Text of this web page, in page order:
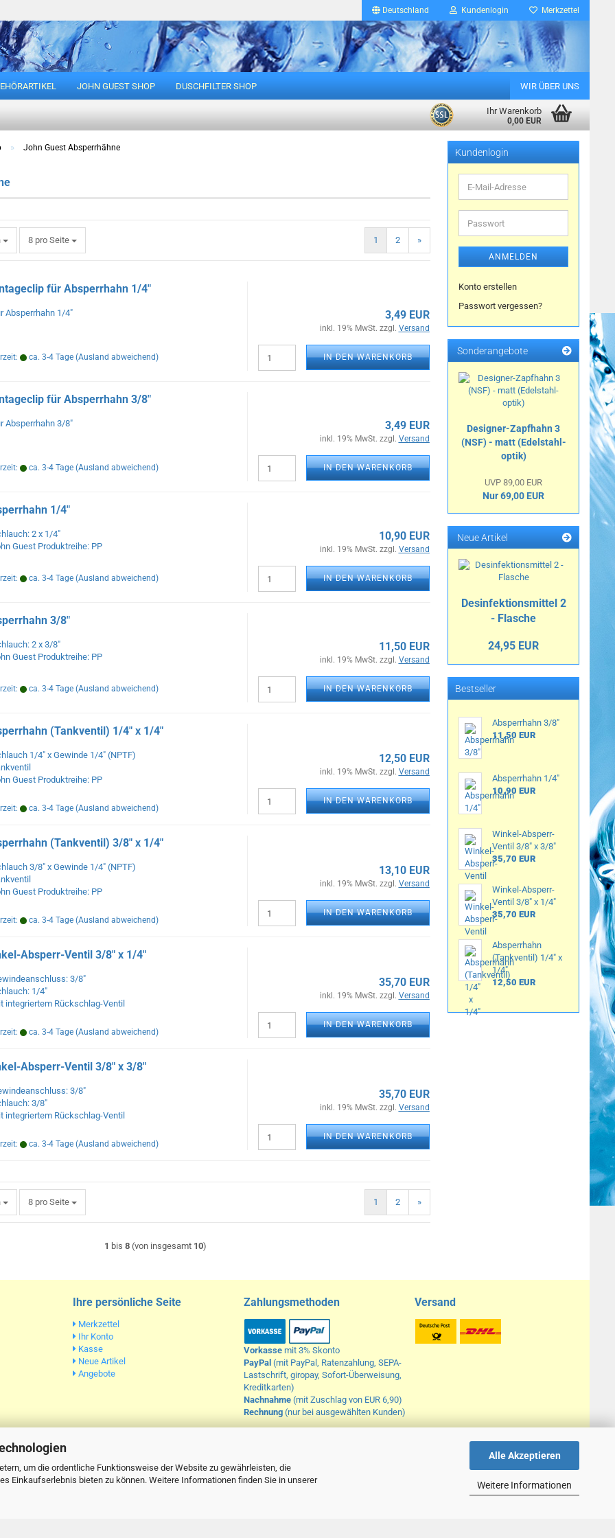
um die ordentliche Funktionsweise der Website zu gewährleisten, die
Einkaufserlebnis bieten zu können. Weitere Informationen finden Sie in unserer
Alle Akzeptieren
Weitere Informationen
Deutschland Kundenlogin Merkzettel
JOHN GUEST SHOP DUSCHFILTER SHOP WIR ÜBER UNS
Ihr Warenkorb
0,00 EUR
» John Guest Absperrhähne
8 pro Seite
pro Seite 1 2 »
für Absperrhahn 1/4"
Absperrhahn 1/4"
ca. 3-4 Tage (Ausland abweichend)
3,49 EUR
inkl. 19% MwSt. zzgl. Versand
IN DEN WARENKORB
für Absperrhahn 3/8"
Absperrhahn 3/8"
ca. 3-4 Tage (Ausland abweichend)
3,49 EUR
inkl. 19% MwSt. zzgl. Versand
IN DEN WARENKORB
1/4"
2 x 1/4"
Guest Produktreihe: PP
ca. 3-4 Tage (Ausland abweichend)
10,90 EUR
inkl. 19% MwSt. zzgl. Versand
IN DEN WARENKORB
3/8"
2 x 3/8"
Guest Produktreihe: PP
ca. 3-4 Tage (Ausland abweichend)
11,50 EUR
inkl. 19% MwSt. zzgl. Versand
IN DEN WARENKORB
(Tankventil) 1/4" x 1/4"
1/4" x Gewinde 1/4" (NPTF)
Guest Produktreihe: PP
ca. 3-4 Tage (Ausland abweichend)
12,50 EUR
inkl. 19% MwSt. zzgl. Versand
IN DEN WARENKORB
(Tankventil) 3/8" x 1/4"
3/8" x Gewinde 1/4" (NPTF)
Guest Produktreihe: PP
ca. 3-4 Tage (Ausland abweichend)
13,10 EUR
inkl. 19% MwSt. zzgl. Versand
IN DEN WARENKORB
Absperr-Ventil 3/8" x 1/4"
3/8"
1/4"
integriertem Rückschlag-Ventil
ca. 3-4 Tage (Ausland abweichend)
35,70 EUR
inkl. 19% MwSt. zzgl. Versand
IN DEN WARENKORB
Absperr-Ventil 3/8" x 3/8"
3/8"
3/8"
integriertem Rückschlag-Ventil
ca. 3-4 Tage (Ausland abweichend)
35,70 EUR
inkl. 19% MwSt. zzgl. Versand
IN DEN WARENKORB
8 pro Seite
pro Seite 1 2 »
1 bis 8(von insgesamt 10)
Kundenlogin
E-
Mail-
Adresse
Passwort
ANMELDEN
Konto erstellen
Passwort vergessen?
Sonderangebote
Designer-Zapfhahn 3
(NSF) - matt (Edelstahl-
optik)
UVP 89,00 EUR
Nur 69,00 EUR
Neue Artikel
Desinfektionsmittel 2
- Flasche
24,95 EUR
Bestseller
Absperrhahn 3/8"
11,50 EUR
Absperrhahn 1/4"
10,90 EUR
Winkel-Absperr-
Ventil 3/8" x 3/8"
35,70 EUR
Winkel-Absperr-
Ventil 3/8" x 1/4"
35,70 EUR
Absperrhahn
(Tankventil) 1/4" x
1/4"
12,50 EUR
Ihre persönliche Seite
Merkzettel
Ihr Konto
Kasse
Neue Artikel
Angebote
Zahlungsmethoden
Vorkassemit 3% Skonto
PayPal (mit PayPal, Ratenzahlung, SEPA-
Lastschrift, giropay, Sofort-Überweisung,
Kreditkarten)
Nachnahme (mit Zuschlag von EUR 6,90)
Rechnung(nur bei ausgewählten Kunden)
Versand
Impressum
Vertrag widerrufen